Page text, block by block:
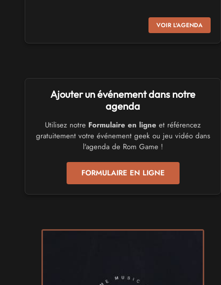
Virtual Calais - salon du jeu vidéo et des loisirs
numériques 2026
SALONS & CONVENTIONS GEEKS
Trolls et Légendes 2027
du 26 au 28 mars 2027 - à Mons
CULTURE JAPONAISE ET OTAKU
Mang'Azur 2027
les 24 et 25 avril 2027 - à Toulon
SALONS & CONVENTIONS GEEKS
Play Azur Festival 2027
SALONS & CONVENTIONS GEEKS
VIDES GRENIERS, BROCANTES
VOIR L'AGENDA
Ajouter un événement dans notre
agenda
Utilisez notre Formulaire en ligne et référencez
gratuitement votre événement geek ou jeu vidéo dans
l'agenda de Rom Game !
FORMULAIRE EN LIGNE